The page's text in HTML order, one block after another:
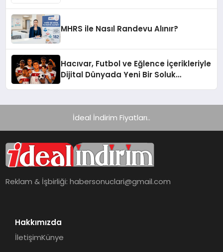
MHRS ile Nasıl Randevu Alınır?
Hacıvar, Futbol ve Eğlence İçerikleriyle
Dijital Dünyada Yeni Bir Soluk
İdeal İndirim Fiyatları..
Reklam & İşbirliği:habersonuclari@gmail.com
Hakkımızda
İletişimKünye